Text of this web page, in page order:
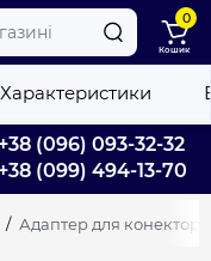
+38 (096) 093-32-32
+38 (099) 494-13-70
0
Кошик
Адаптер для
Характеристики